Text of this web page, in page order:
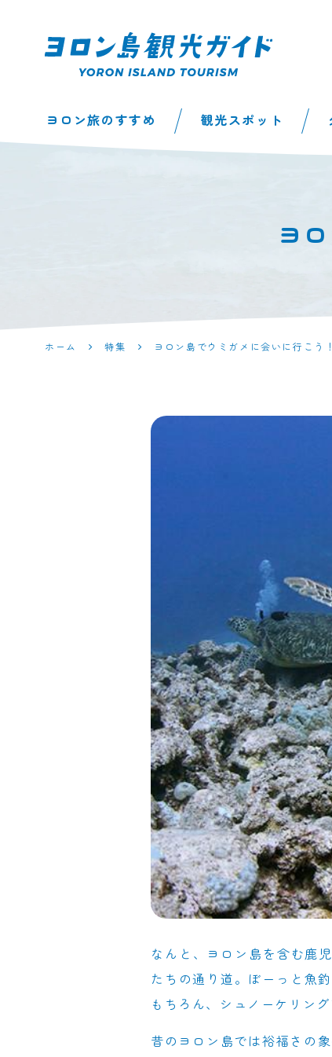
ド | 鹿児島県最南
ヨロン旅のすすめ 観光スポット
ヨ
ホーム 特集 ヨロン島でウミガメに会いに行こう
なんと、ヨロン島を含む鹿
たちの通り道。ぼーっと魚
もちろん、シュノーケリン
昔のヨロン島では裕福さの